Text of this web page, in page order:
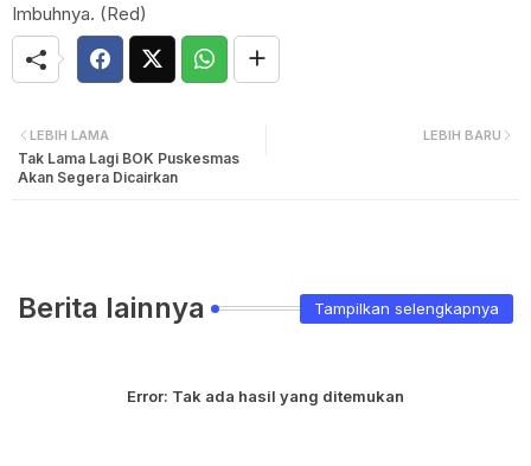
Imbuhnya. (Red)
LEBIH BARU
LEBIH LAMA
Tak Lama Lagi BOK Puskesmas
Akan Segera Dicairkan
Berita lainnya Tampilkan selengkapnya
Error: Tak ada hasil yang ditemukan